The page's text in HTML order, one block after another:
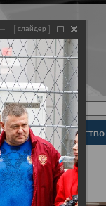
Законодательство
слайдер